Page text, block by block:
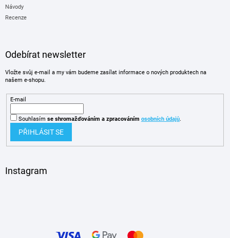
Návody
Recenze
Odebírat newsletter
Vložte svůj e-mail a my vám budeme zasílat informace o nových produktech na
našem e-shopu.
E-mail
Souhlasím se shromažďováním a zpracováním osobních údajů.
PŘIHLÁSIT SE
Instagram